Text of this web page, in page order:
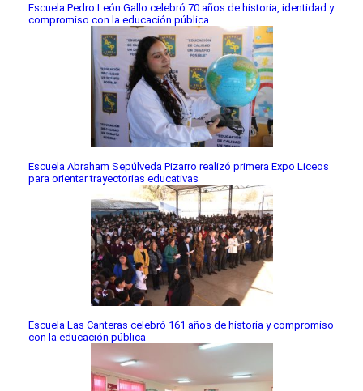
Escuela Pedro León Gallo celebró 70 años de historia, identidad y
compromiso con la educación pública
Escuela Abraham Sepúlveda Pizarro realizó primera Expo Liceos
para orientar trayectorias educativas
Escuela Las Canteras celebró 161 años de historia y compromiso
con la educación pública